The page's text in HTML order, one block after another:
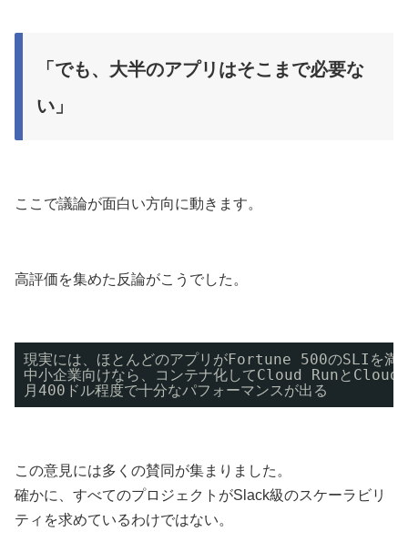
「でも、大半のアプリはそこまで必要な
い」
ここで議論が面白い方向に動きます。
高評価を集めた反論がこうでした。
現実には、ほとんどのアプリがFortune 500のSLIを満
中小企業向けなら、コンテナ化してCloud Runと
月400ドル程度で十分なパフォーマンスが出る
この意見には多くの賛同が集まりました。
確かに、すべてのプロジェクトがSlack級のスケーラビリ
ティを求めているわけではない。